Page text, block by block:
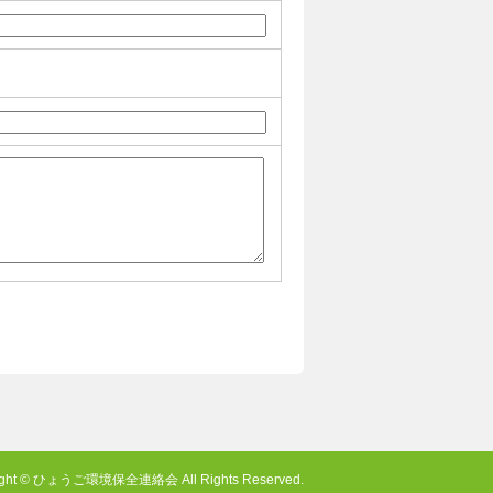
© ひょうご環境保全連絡会 All Rights Reserved.